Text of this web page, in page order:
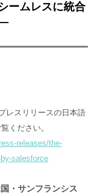
ームレスに統合
レスリリースの日本語
ください。
releases/the-
salesforce
・サンフランシス